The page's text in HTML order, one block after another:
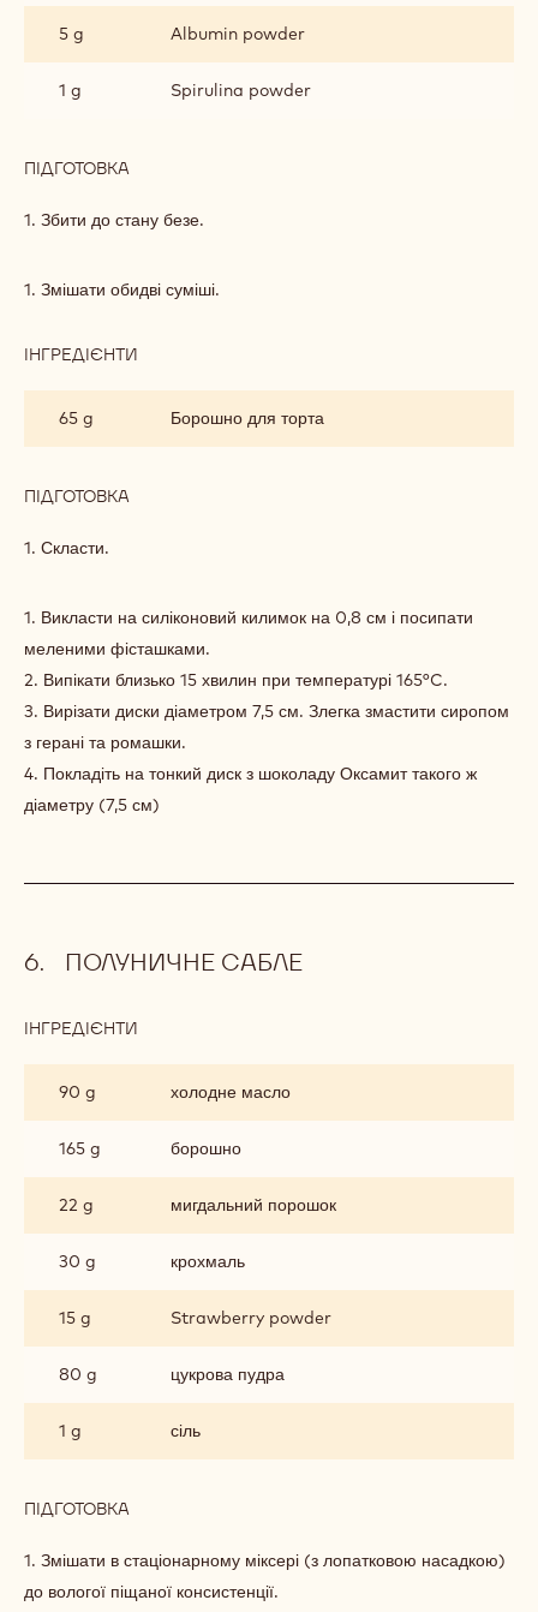
5 g Albumin powder
1 g Spirulina powder
ПІДГОТОВКА
М'ЯКИЙ
БІСКВІТ
1. Збити до стану безе.
1. Змішати обидві суміші.
ІНГРЕДІЄНТИ
БІСКВІТ
65 g Борошно для торта
ПІДГОТОВКА
1. Скласти.
1. Викласти на силіконовий килимок на 0,8 см і посипати
меленими фісташками.
2. Випікати близько 15 хвилин при температурі 165°C.
3. Вирізати диски діаметром 7,5 см. Злегка змастити сиропом
з герані та ромашки.
4. Покладіть на тонкий диск з шоколаду Оксамит такого ж
діаметру (7,5 см)
ПОЛУНИЧНЕ САБЛЕ
ІНГРЕДІЄНТИ
90 g
холодне масло
165 g борошно
22 g мигдальний порошок
30 g крохмаль
15 g Strawberry powder
80 g цукрова пудра
1 g сіль
ПІДГОТОВКА
САБЛЕ
1. Змішати в стаціонарному міксері (з лопатковою насадкою)
до вологої піщаної консистенції.